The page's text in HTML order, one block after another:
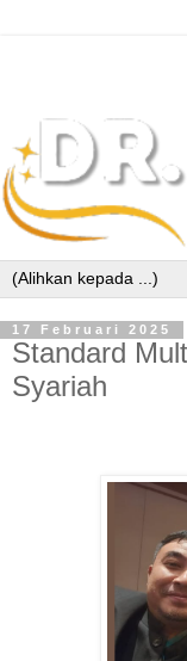
17 Februari 2025
Standard
Syariah